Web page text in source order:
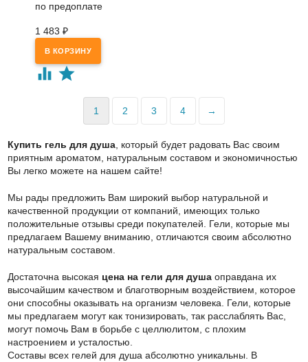
по предоплате
1 483 ₽
1 2 3 4 →
Купить гель для душа, который будет радовать Вас своим
приятным ароматом, натуральным составом и экономичностью
Вы легко можете на нашем сайте!
Мы рады предложить Вам широкий выбор натуральной и
качественной продукции от компаний, имеющих только
положительные отзывы среди покупателей. Гели, которые мы
предлагаем Вашему вниманию, отличаются своим абсолютно
натуральным составом.
Достаточна высокая цена на гели для душаоправдана их
высочайшим качеством и благотворным воздействием, которое
они способны оказывать на организм человека. Гели, которые
мы предлагаем могут как тонизировать, так расслаблять Вас,
могут помочь Вам в борьбе с целлюлитом, с плохим
настроением и усталостью.
Составы всех гелей для душа абсолютно уникальны. В